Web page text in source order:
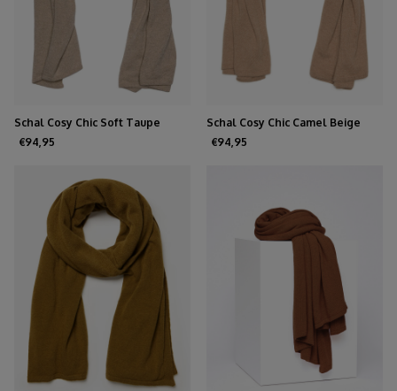
Schal Cosy Chic Soft Taupe
Melee
€94,95
Schal Cosy Chic Camel Beige
€94,95